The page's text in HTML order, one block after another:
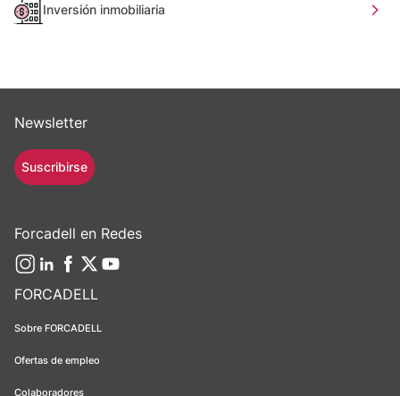
Inversión inmobiliaria
FORCADELL
Sobre FORCADELL
Ofertas de empleo
Colaboradores
Newsletter
Suscribirse
Forcadell en Redes